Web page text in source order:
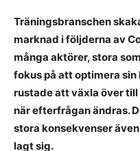
Träningsbranschen
marknad i följderna av
många aktörer, stora
fokus på att optimera
rustade att växla över
när efterfrågan ändras.
stora konsekvenser
lagt sig.